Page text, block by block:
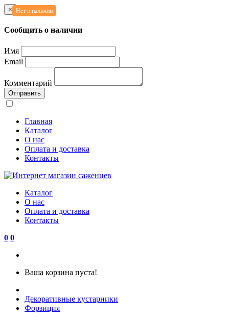
×
Сообщить о наличии
Имя
Email
Комментарий
Отправить
Главная
Каталог
О нас
Оплата и доставка
Контакты
Каталог
О нас
Оплата и доставка
Контакты
0 0
Ваша корзина пуста!
Декоративные кустарники
Форзиция
Нет в наличии
Нет в наличии